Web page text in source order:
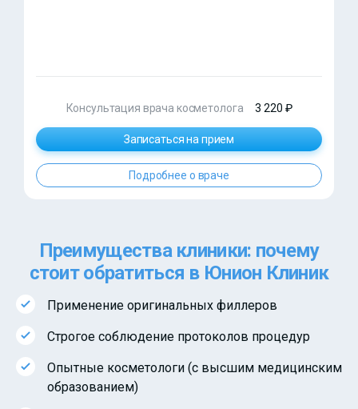
Консультация врача косметолога 3 220 ₽
Записаться на прием
Подробнее о враче
Преимущества клиники: почему
стоит обратиться в Юнион Клиник
Применение оригинальных филлеров
Строгое соблюдение протоколов процедур
Опытные косметологи (с высшим медицинским
образованием)